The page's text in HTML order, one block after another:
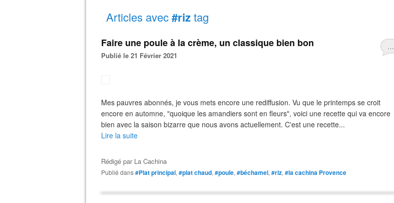
Articles avec#riztag
…
Faire une poule à la crème, un classique bien bon
Publié le 21 Février 2021
Mes pauvres abonnés, je vous mets encore une rediffusion. Vu que le printemps se croit
encore en automne, "quoique les amandiers sont en fleurs", voici une recette qui va encore
bien avec la saison bizarre que nous avons actuellement. C'est une recette...
Lire la suite
Rédigé par La Cachina
Publié dans#Plat principal, #plat chaud, #poule, #béchamel, #riz, #la cachina Provence